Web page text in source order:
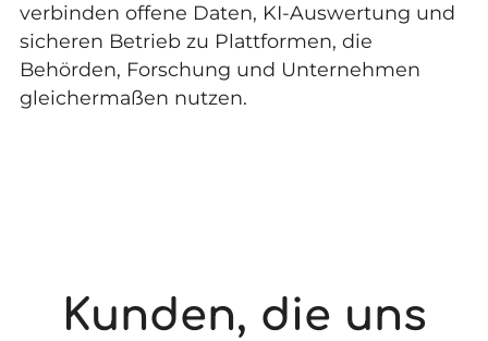
verbinden offene Daten, KI-Auswertung und
sicheren Betrieb zu Plattformen, die
Behörden, Forschung und Unternehmen
gleichermaßen nutzen.
Kunden, die uns